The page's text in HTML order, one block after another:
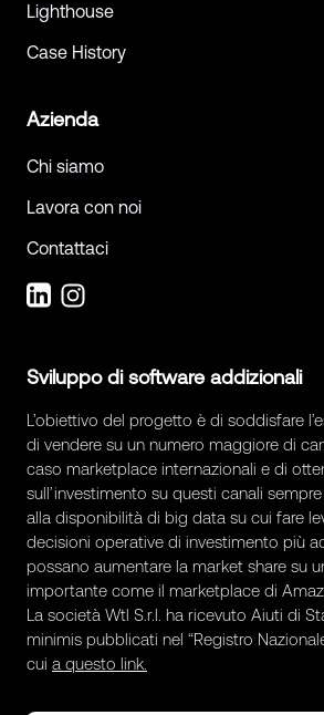
Lighthouse
Case History
Azienda
Chi siamo
Lavora con noi
Contattaci
Sviluppo di software addizionali
L’obiettivo del progetto è di soddisfare
di vendere su un numero maggiore di
caso marketplace internazionali e di
sull’investimento su questi canali
alla disponibilità di big data su cui fare
decisioni operative di investimento più
possano aumentare la market share su
importante come il marketplace di
La società Wtl S.r.l. ha ricevuto Aiuti di
minimis pubblicati nel “Registro
cui a questo link.